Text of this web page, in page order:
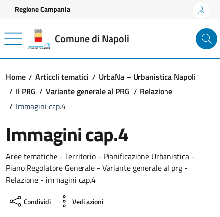
Vai ai contenuti
Vai al footer
Regione Campania
Comune di Napoli
Home Articoli tematici
UrbaNa – Urbanistica Napoli
Il PRG
Variante generale al PRG
Relazione
Immagini cap.4
Immagini cap.4
Aree tematiche - Territorio - Pianificazione Urbanistica -
Piano Regolatore Generale - Variante generale al prg -
Relazione - immagini cap.4
Condividi Vedi azioni